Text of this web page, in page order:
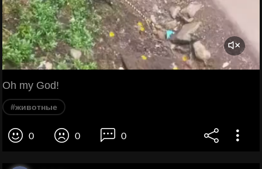
Oh my God!
#животные
0 0 0